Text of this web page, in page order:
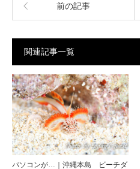
前の記事
関連記事一覧
パソコンが…｜沖縄本島 ビーチダ